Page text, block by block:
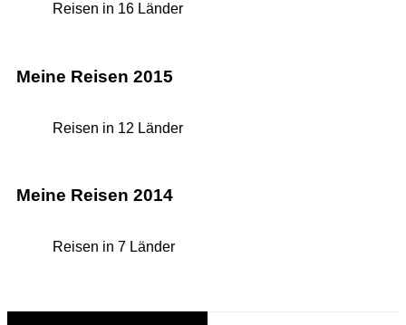
Reisen in 16 Länder
Meine Reisen 2015
Reisen in 12 Länder
Meine Reisen 2014
Reisen in 7 Länder